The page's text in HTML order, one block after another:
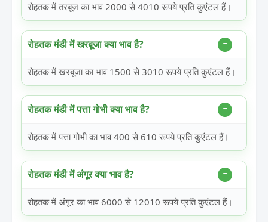
रोहतक में तरबूज का भाव 2000 से 4010 रूपये प्रति कुएंटल हैं।
रोहतक मंडी में खरबूजा क्या भाव है?
रोहतक में खरबूजा का भाव 1500 से 3010 रूपये प्रति कुएंटल हैं।
रोहतक मंडी में पत्ता गोभी क्या भाव है?
रोहतक में पत्ता गोभी का भाव 400 से 610 रूपये प्रति कुएंटल हैं।
रोहतक मंडी में अंगूर क्या भाव है?
रोहतक में अंगूर का भाव 6000 से 12010 रूपये प्रति कुएंटल हैं।